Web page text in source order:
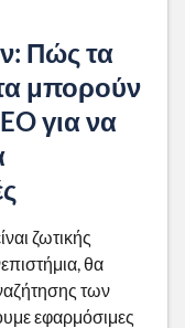
Πώς τα
μπορούν
για να
ζωτικής
θα
των
εφαρμόσιμες